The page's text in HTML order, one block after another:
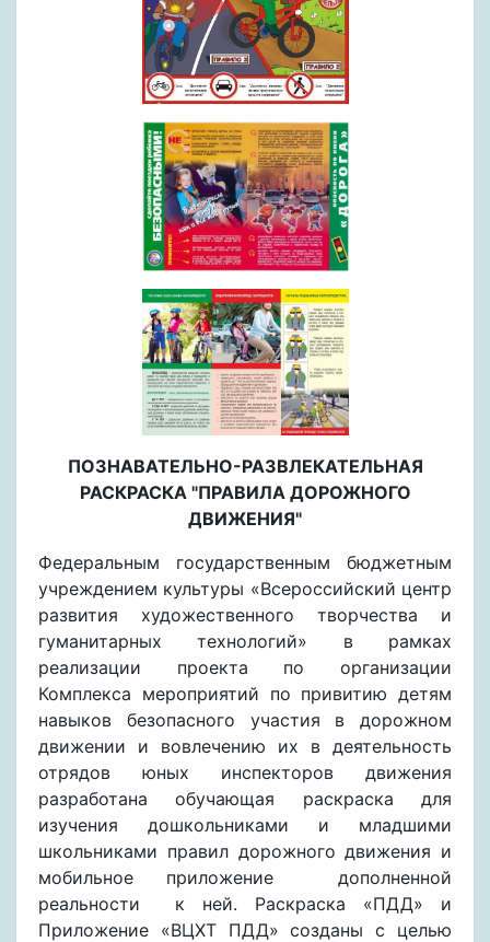
ПОЗНАВАТЕЛЬНО-РАЗВЛЕКАТЕЛЬНАЯ
РАСКРАСКА "ПРАВИЛА ДОРОЖНОГО
ДВИЖЕНИЯ"
Федеральным государственным бюджетным
учреждением культуры «Всероссийский центр
развития художественного творчества и
гуманитарных технологий» в рамках
реализации проекта по организации
Комплекса мероприятий по привитию детям
навыков безопасного участия в дорожном
движении и вовлечению их в деятельность
отрядов юных инспекторов движения
разработана обучающая раскраска для
изучения дошкольниками и младшими
школьниками правил дорожного движения и
мобильное приложение дополненной
реальности к ней. Раскраска «ПДД» и
Приложение «ВЦХТ ПДД» созданы с целью